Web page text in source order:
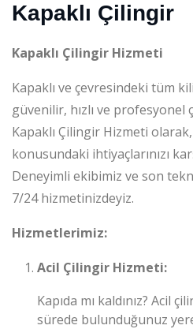
Kapaklı Çilingir
Kapaklı Çilingir Hizmeti
Kapaklı ve çevresindeki tüm
güvenilir, hızlı ve
Kapaklı Çilingir Hizmeti
konusundaki ihtiyaçlarınızı
Deneyimli ekibimiz ve son
7/24 hizmetinizdeyiz.
Hizmetlerimiz:
Acil Çilingir Hizmeti:
Kapıda mı kaldınız? Acil
sürede bulunduğunuz